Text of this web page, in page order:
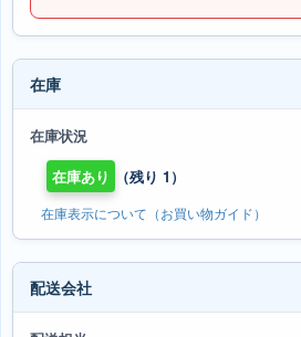
在庫
在庫状況
在庫あり
（残り 1）
在庫表示について（お買い物ガイド）
配送会社